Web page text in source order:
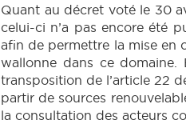
Quant au décret voté le 30
celui-ci n’a pas encore été
afin de permettre la mise en
wallonne dans ce
transposition de l’article 22
partir de sources
la consultation des acteurs